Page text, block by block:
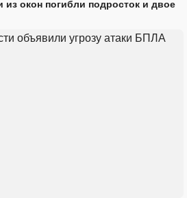
из окон погибли подросток и двое